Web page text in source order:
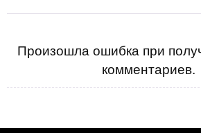
Куда-то волны прут мобилизаций,
Хотя войны не объявлял никто.
Зато цветут и пахнут пачки акций,
Произошла ошибка при
комментариев.